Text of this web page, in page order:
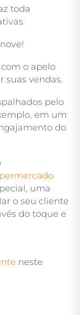
toda
o apelo
suas vendas.
pelo
em um
do
uma
o seu cliente
do toque e
neste